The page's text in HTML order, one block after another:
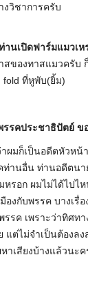
งวิชาการครับ
นเปิดฟาร์มแมวเห
ของทาสแมวครับ
fold ที่หูพับ(ยิ้ม)
รรคประชาธิปัตย์
มก็เป็นอดีตหัวหน้
ท่านอื่น ท่านอดีต
รอก ผมไม่ได้ไป
กับพรรค บางเรื่
รค เพราะว่าทิศท
ต่ไม่จำเป็นต้องล
าเสียงบ้างแล้วนะค